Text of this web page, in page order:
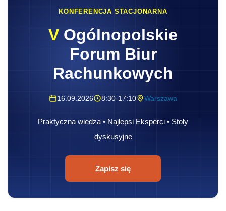
KONFERENCJA STACJONARNA
V Ogólnopolskie
Forum Biur
Rachunkowych
16.09.2026 8:30-17:10 Warszawa
Praktyczna wiedza • Najlepsi Eksperci • Stoły
dyskusyjne
Zapisz się